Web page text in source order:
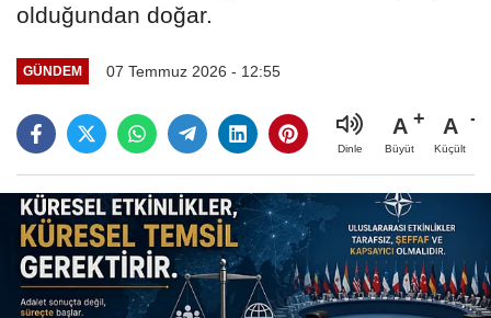
olduğundan doğar.
GÜNDEM 07 Temmuz 2026 - 12:55
Dinle
A
Büyüt
A
Küçült